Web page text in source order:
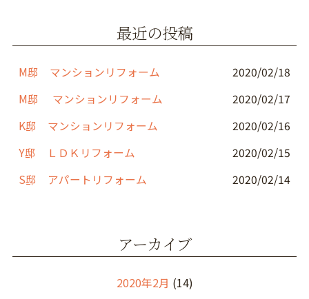
o
k
最近の投稿
M邸 マンションリフォーム
2020/02/18
M邸 マンションリフォーム
2020/02/17
K邸 マンションリフォーム
2020/02/16
Y邸 ＬＤＫリフォーム
2020/02/15
S邸 アパートリフォーム
2020/02/14
アーカイブ
2020年2月 (14)